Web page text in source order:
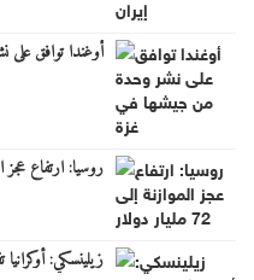
أوغندا توافق
روسيا: ارتفاع عجز الموازنة
زيلينسكي: